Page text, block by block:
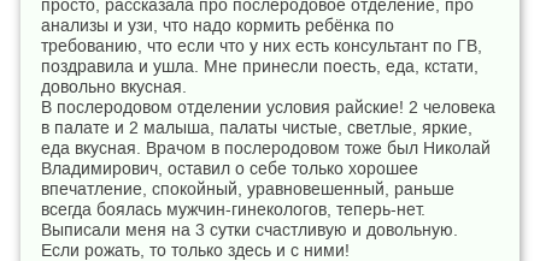
просто, рассказала про послеродовое отделение, про
анализы и узи, что надо кормить ребёнка по
требованию, что если что у них есть консультант по ГВ,
поздравила и ушла. Мне принесли поесть, еда, кстати,
довольно вкусная.
В послеродовом отделении условия райские! 2 человека
в палате и 2 малыша, палаты чистые, светлые, яркие,
еда вкусная. Врачом в послеродовом тоже был Николай
Владимирович, оставил о себе только хорошее
впечатление, спокойный, уравновешенный, раньше
всегда боялась мужчин-гинекологов, теперь-нет.
Выписали меня на 3 сутки счастливую и довольную.
Если рожать, то только здесь и с ними!